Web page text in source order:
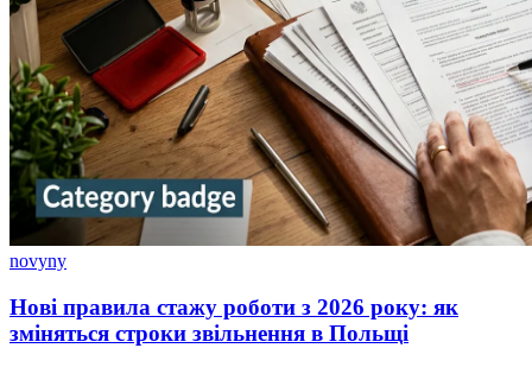
novyny
Нові правила стажу роботи з 2026 року: як
зміняться строки звільнення в Польщі